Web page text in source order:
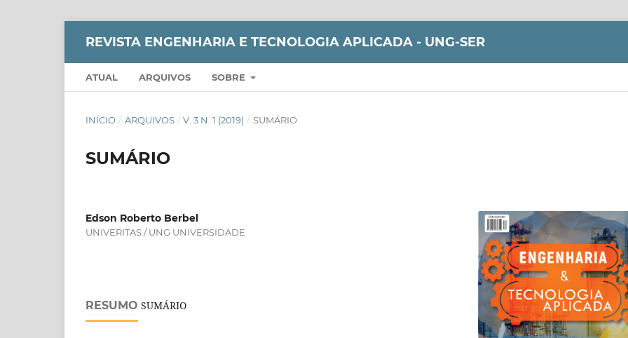
REVISTA ENGENHARIA E TECNOLOGIA APLICADA - UNG-SER
ATUAL ARQUIVOS SOBRE
INÍCIO / ARQUIVOS / V. 3 N. 1 (2019) / SUMÁRIO
SUMÁRIO
Edson Roberto Berbel
UNIVERITAS / UNG UNIVERSIDADE
RESUMO SUMÁRIO